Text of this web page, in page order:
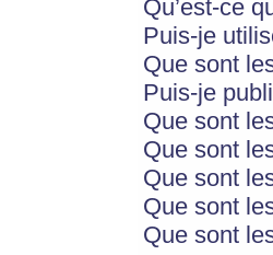
Qu’est-ce
Puis-je
Que sont
Puis-je
Que sont
Que sont
Que sont
Que sont
Que sont